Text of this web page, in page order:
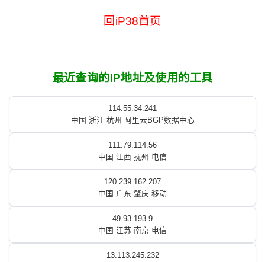
回iP38首页
最近查询的IP地址及使用的工具
114.55.34.241
中国 浙江 杭州 阿里云BGP数据中心
111.79.114.56
中国 江西 抚州 电信
120.239.162.207
中国 广东 肇庆 移动
49.93.193.9
中国 江苏 南京 电信
13.113.245.232